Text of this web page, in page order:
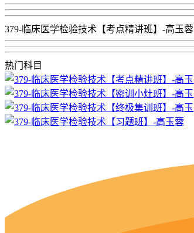
379-临床医学检验技术【考点精讲班】-高玉蓉
热门科目